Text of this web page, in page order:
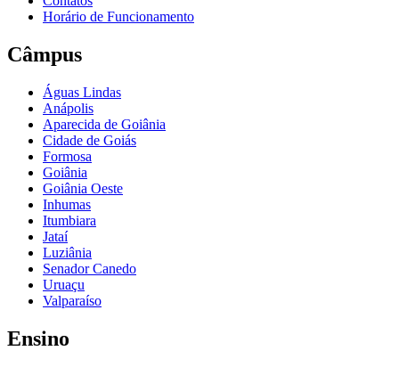
Horário de Funcionamento
Câmpus
Águas Lindas
Anápolis
Aparecida de Goiânia
Cidade de Goiás
Formosa
Goiânia
Goiânia Oeste
Inhumas
Itumbiara
Jataí
Luziânia
Senador Canedo
Uruaçu
Valparaíso
Ensino